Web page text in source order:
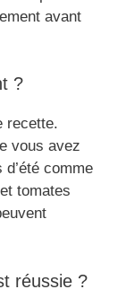
avant
?
recette.
vous avez
comme
tomates
réussie ?